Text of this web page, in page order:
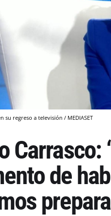
su regreso a televisión / MEDIASET
Carrasco:
de